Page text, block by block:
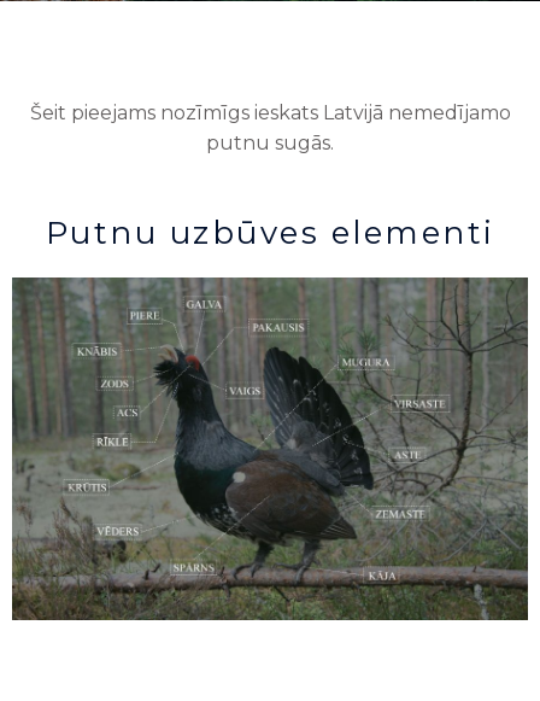
Šeit pieejams nozīmīgs ieskats Latvijā nemedījamo
putnu sugās.
Putnu uzbūves elementi